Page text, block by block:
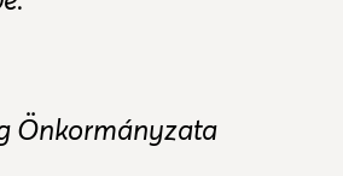
Önkormányzata